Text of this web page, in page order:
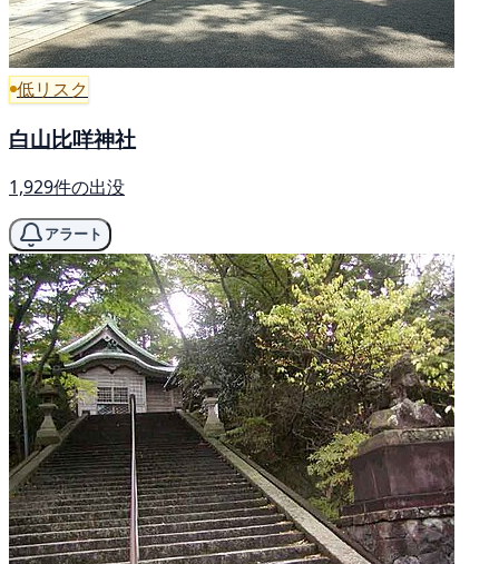
低リスク
白山比咩神社
1,929件の出没
アラート